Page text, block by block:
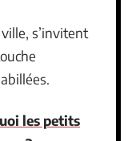
s’invitent
les petits